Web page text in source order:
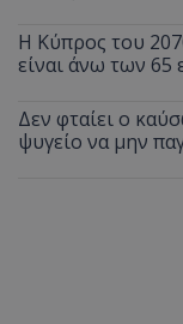
Η Κύπρος του
είναι άνω των
Δεν φταίει ο
ψυγείο να μην